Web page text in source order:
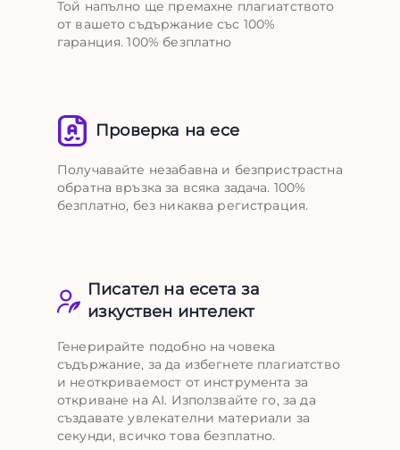
Той напълно ще премахне плагиатството
от вашето съдържание със 100%
гаранция. 100% безплатно
Проверка на есе
Получавайте незабавна и безпристрастна
обратна връзка за всяка задача. 100%
безплатно, без никаква регистрация.
Писател на есета за
изкуствен интелект
Генерирайте подобно на човека
съдържание, за да избегнете плагиатство
и неоткриваемост от инструмента за
откриване на AI. Използвайте го, за да
създавате увлекателни материали за
секунди, всичко това безплатно.